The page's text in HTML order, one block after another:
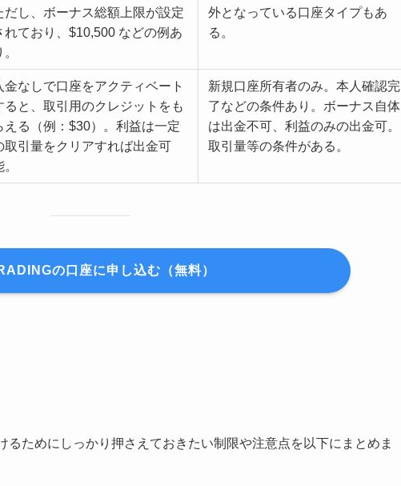
だし、ボーナス総額上限が設定
れており、$10,500 などの例あ
。
外となっている口座タイプもあ
る。
金なしで口座をアクティベート
ると、取引用のクレジットをも
える（例：$30）。利益は一定
取引量をクリアすれば出金可
新規口座所有者のみ。本人確認完
了などの条件あり。ボーナス自体
は出金不可、利益のみの出金可。
取引量等の条件がある。
の口座に申し込む（無料）
るためにしっかり押さえておきたい制限や注意点を以下にまとめま